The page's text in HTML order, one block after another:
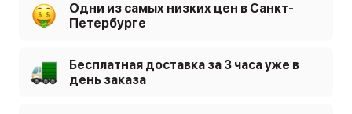
Одни из самых низких цен в Санкт-
Петербурге
Бесплатная доставка за 3 часа уже в
день заказа